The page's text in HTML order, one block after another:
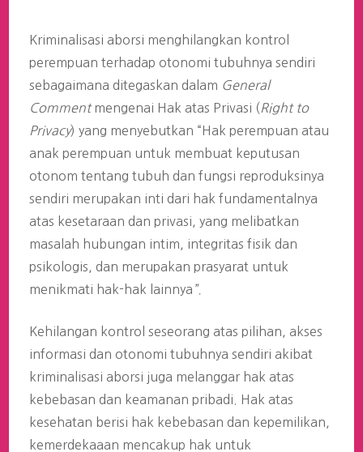
Kriminalisasi aborsi menghilangkan kontrol
perempuan terhadap otonomi tubuhnya sendiri
sebagaimana ditegaskan dalam General
Commentmengenai Hak atas Privasi (Right to
Privacy) yang menyebutkan “Hak perempuan atau
anak perempuan untuk membuat keputusan
otonom tentang tubuh dan fungsi reproduksinya
sendiri merupakan inti dari hak fundamentalnya
atas kesetaraan dan privasi, yang melibatkan
masalah hubungan intim, integritas fisik dan
psikologis, dan merupakan prasyarat untuk
menikmati hak-hak lainnya ”.
Kehilangan kontrol seseorang atas pilihan, akses
informasi dan otonomi tubuhnya sendiri akibat
kriminalisasi aborsi juga melanggar hak atas
kebebasan dan keamanan pribadi. Hak atas
kesehatan berisi hak kebebasan dan kepemilikan,
kemerdekaaan mencakup hak untuk